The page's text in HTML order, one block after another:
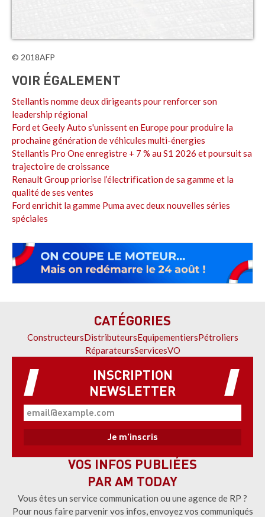
© 2018AFP
VOIR ÉGALEMENT
Stellantis nomme deux dirigeants pour renforcer son
leadership régional
Ford et Geely Auto s'unissent en Europe pour produire la
prochaine génération de véhicules multi-énergies
Stellantis Pro One enregistre + 7 % au S1 2026 et poursuit sa
trajectoire de croissance
Renault Group priorise l’électrification de sa gamme et la
qualité de ses ventes
Ford enrichit la gamme Puma avec deux nouvelles séries
spéciales
CATÉGORIES
ConstructeursDistributeursEquipementiersPétroliers
RéparateursServicesVO
INSCRIPTION
NEWSLETTER
VOS INFOS PUBLIÉES
PAR AM TODAY
Vous êtes un service communication ou une agence de RP ?
Pour nous faire parvenir vos infos, envoyez vos communiqués